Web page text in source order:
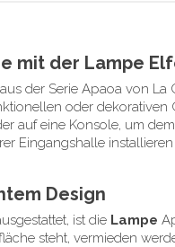
mit der Lampe
aus der Serie Apaoa von
oder
auf eine Konsole, um
Eingangshalle
Design
ist die Lampe
steht, vermieden